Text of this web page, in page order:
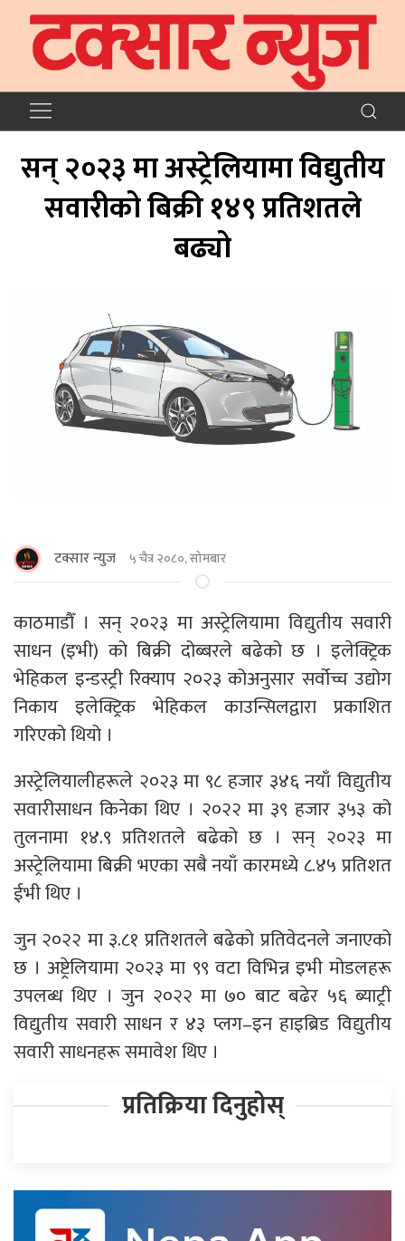
सन् २०२३ मा अस्ट्रेलियामा विद्युतीय
सवारीको बिक्री १४९ प्रतिशतले
बढ्यो
टक्सार न्युज ५ चैत्र २०८०, सोमबार
काठमाडौँ । सन् २०२३ मा अस्ट्रेलियामा विद्युतीय सवारी
साधन (इभी) को बिक्री दोब्बरले बढेको छ । इलेक्ट्रिक
भेहिकल इन्डस्ट्री रिक्याप २०२३ कोअनुसार सर्वोच्च उद्योग
निकाय इलेक्ट्रिक भेहिकल काउन्सिलद्वारा प्रकाशित
गरिएको थियो ।
अस्ट्रेलियालीहरूले २०२३ मा ९८ हजार ३४६ नयाँ विद्युतीय
सवारीसाधन किनेका थिए । २०२२ मा ३९ हजार ३५३ को
तुलनामा १४.९ प्रतिशतले बढेको छ । सन् २०२३ मा
अस्ट्रेलियामा बिक्री भएका सबै नयाँ कारमध्ये ८.४५ प्रतिशत
ईभी थिए ।
जुन २०२२ मा ३.८१ प्रतिशतले बढेको प्रतिवेदनले जनाएको
छ । अष्ट्रेलियामा २०२३ मा ९९ वटा विभिन्न इभी मोडलहरू
उपलब्ध थिए । जुन २०२२ मा ७० बाट बढेर ५६ ब्याट्री
विद्युतीय सवारी साधन र ४३ प्लग–इन हाइब्रिड विद्युतीय
सवारी साधनहरू समावेश थिए ।
प्रतिक्रिया दिनुहोस्